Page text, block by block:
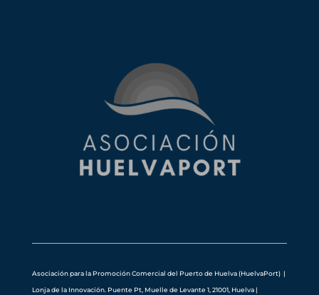
Asociación para la Promoción Comercial del Puerto de Huelva (HuelvaPort) |
Lonja de la Innovación. Puente Pt, Muelle de Levante 1, 21001, Huelva|